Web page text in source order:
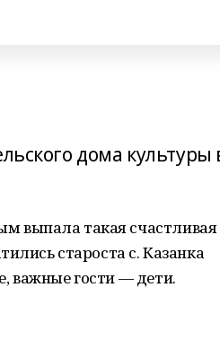
дома
выпала такая счастливая
староста с. Казанка
важные гости — дети.